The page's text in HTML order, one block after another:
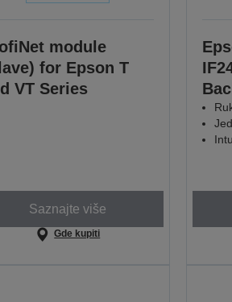
module
for Epson T
VT Series
Saznajte više
Gde kupiti